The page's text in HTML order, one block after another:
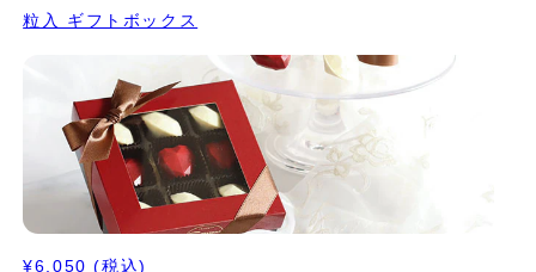
粒入 ギフトボックス
¥6,050 (税込)